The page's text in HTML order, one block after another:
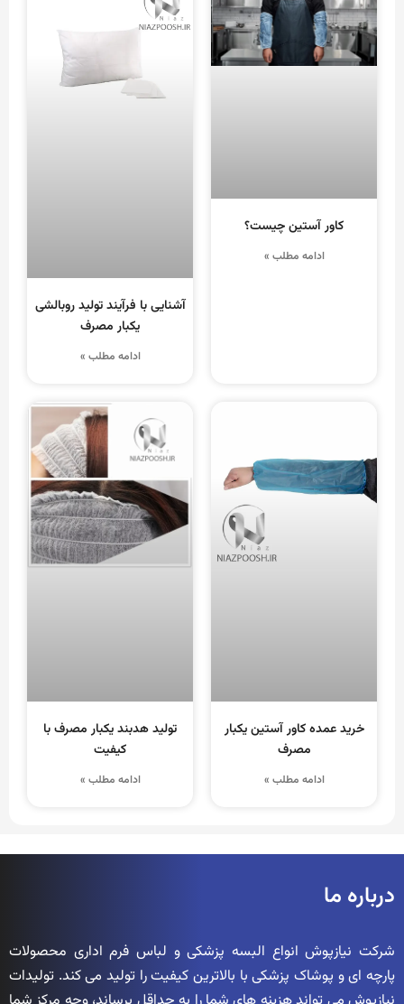
کاور آستین چیست؟
ادامه مطلب »
آشنایی با فرآیند تولید روبالشی
یکبار مصرف
ادامه مطلب »
خرید عمده کاور آستین یکبار
مصرف
ادامه مطلب »
تولید هدبند یکبار مصرف با
کیفیت
ادامه مطلب »
درباره ما
شرکت نیازپوش انواع البسه پزشکی و لباس فرم اداری محصولات
پارچه ای و پوشاک پزشکی با بالاترین کیفیت را تولید می کند. تولیدات